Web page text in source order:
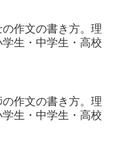
作文の書き方。理
生・中学生・高校
作文の書き方。理
生・中学生・高校